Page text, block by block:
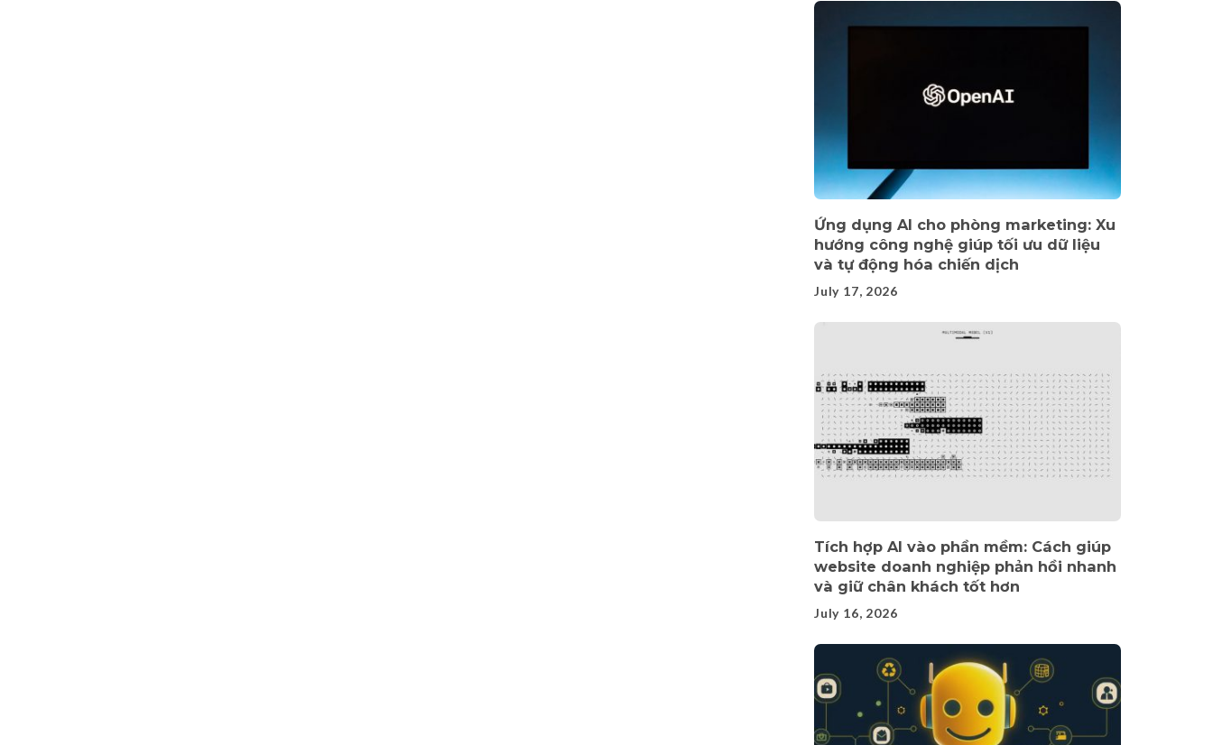
Ứng dụng AI cho phòng marketing: Xu
hướng công nghệ giúp tối ưu dữ liệu
và tự động hóa chiến dịch
July 17, 2026
Tích hợp AI vào phần mềm: Cách giúp
website doanh nghiệp phản hồi nhanh
và giữ chân khách tốt hơn
July 16, 2026